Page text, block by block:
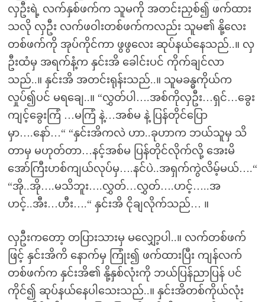
လှဦးရဲ့ လက်နှစ်ဖက်က သူမကို အတင်းညှစ်၍ ဖက်ထား
သလို လှဦး လက်ဖဝါးတစ်ဖက်ကလည်း သူမ၏ နို့လေး
တစ်ဖက်ကို အုပ်ကိုင်ကာ ဖွဖွလေး ဆုပ်နယ်နေသည်..။ လှ
ဦးထံမှ အရက်နံ့က နှင်းအိ ခေါင်းပင် ကိုက်ချင်လာ
သည်..။ နှင်းအိ အတင်းရုန်းသည်..။ သူမခန္ဓကိုယ်က
လှုပ်၍ပင် မရချေ..။ “လွှတ်ပါ….အစ်ကိုလှဦး…ရှင်…ခွေး
ကျင့်ခွေးကြံ …မကြံ နဲ့…အစ်မ နဲ့ ပြန်တိုင်ပြော
မှာ….နော်…“ “နှင်းအိကလဲ ဟာ..ခုဟာက ဘယ်သူမှ သိ
တာမှ မဟုတ်တာ…နင့်အစ်မ ပြန်တိုင်လိုက်လို့ အေးမိ
အော်ကြီးဟစ်ကျယ်လုပ်မှ….နင်ပဲ..အရှက်ကွဲလိမ့်မယ်….“
“အို..အို….မသိဘူး….လွှတ်…လွှတ်….ဟင့်…..အ
ဟင့်..အီး…ဟီး….“ နှင်းအိ ငိုချလိုက်သည်… ။
လှဦးကတော့ တပြားသားမှ မလျှော့ပါ..။ လက်တစ်ဖက်
ဖြင့် နှင်းအိကိ နောက်မှ ကြုံး၍ ဖက်ထားပြီး ကျန်လက်
တစ်ဖက်က နှင်းအိ၏ နို့နှစ်လုံးကို ဘယ်ပြန်ညာပြန် ပင်
ကိုင်၍ ဆုပ်နယ်နေပါသေးသည်..။ နှင်းအိတစ်ကိုယ်လုံး